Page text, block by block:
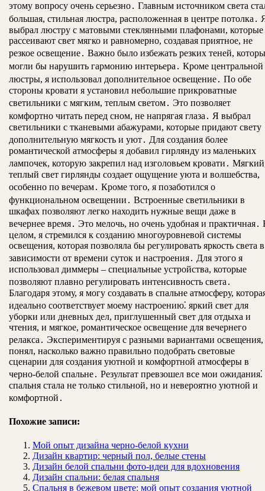
этому вопросу очень серьезно․ Главным источником света
большая, стильная люстра, расположенная в центре потолка․
выбрал люстру с матовыми стеклянными плафонами, которые
рассеивают свет мягко и равномерно, создавая приятное, не
резкое освещение․ Важно было избежать резких теней,
могли бы нарушить гармонию интерьера․ Кроме центральной
люстры, я использовал дополнительное освещение․ По обе
стороны кровати я установил небольшие прикроватные
светильники с мягким, теплым светом․ Это позволяет
комфортно читать перед сном, не напрягая глаза․ Я выбрал
светильники с тканевыми абажурами, которые придают свету
дополнительную мягкость и уют․ Для создания более
романтической атмосферы я добавил гирлянду из маленьких
лампочек, которую закрепил над изголовьем кровати․
теплый свет гирлянды создает ощущение уюта и волшебства,
особенно по вечерам․ Кроме того, я позаботился о
функциональном освещении․ Встроенные светильники в
шкафах позволяют легко находить нужные вещи даже в
вечернее время․ Это мелочь, но очень удобная и практичная․
целом, я стремился к созданию многоуровневой системы
освещения, которая позволяла бы регулировать яркость света в
зависимости от времени суток и настроения․ Для этого я
использовал диммеры – специальные устройства, которые
позволяют плавно регулировать интенсивность света․
Благодаря этому, я могу создавать в спальне атмосферу,
идеально соответствует моему настроению⁚ яркий свет для
уборки или дневных дел, приглушенный свет для отдыха и
чтения, и мягкое, романтическое освещение для вечернего
релакса․ Экспериментируя с разными вариантами освещения,
понял, насколько важно правильно подобрать световые
сценарии для создания уютной и комфортной атмосферы в
черно-белой спальне․ Результат превзошел все мои ожидания⁚
спальня стала не только стильной, но и невероятно уютной и
комфортной․
Похожие записи:
Мой опыт дизайна черно-белой кухни
Дизайн квартир: черный пол, белые стены
Дизайн белой спальни фото-идеи для вдохновения
Дизайн спальни: белая спальня
Спальня в бежевом цвете: мой опыт создания уютной